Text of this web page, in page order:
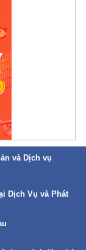
và Dịch vụ
Dịch Vụ và Phát